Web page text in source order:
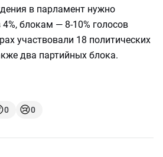
в парламент нужно
блокам — 8-10% голосов
участвовали 18 политических
два партийных блока.
0 😢0